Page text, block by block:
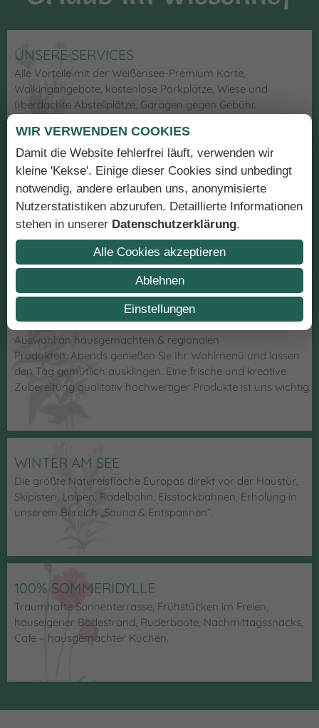
UNSERE SERVICES
Alle Vorteile mit der Weißensee-Premium Karte,
Walkingangebote, kostenlose Parkplätze, Wiese und
überdachte Abstellplätze, Garagen gegen Gebühr.
NACHHALTIGE QUALITÄT
Regionale & biologische Produkte, chemiefreies Waschen
Ihrer Wäsche im Hotel direkt, Naturholzmöbel, PV-Anlage
und Solarenergie.
KULINARISCH IM HOTEL
Unser reichhaltiges Frühstücksbuffet bietet eine große
Auswahl an hausgemachten & regionalen
Produkten. Abends genießen Sie Ihr Wahlmenü und lassen
den Tag gemütlich ausklingen. Eine frische und kreative
Zubereitung qualitativ hochwertiger Produkte ist uns wichtig.
WINTER AM SEE
Die größte Natureisfläche Europas direkt vor der Haustür,
Skipisten, Loipen, Rodelbahn, Eisstockbahnen, Erholung in
unserem Bereich „Sauna & Entspannen“.
100% SOMMERIDYLLE
Traumhafte Sonnenterrasse, Frühstücken im Freien,
hauseigener Badestrand, Ruderboote, Nachmittagssnacks,
Cafe – hausgemachter Kuchen.
WIR VERWENDEN COOKIES
Damit die Website fehlerfrei läuft, verwenden wir
kleine 'Kekse'. Einige dieser Cookies sind unbedingt
notwendig, andere erlauben uns, anonymisierte
Nutzerstatistiken abzurufen. Detaillierte Informationen
stehen in unserer Datenschutzerklärung.
Alle Cookies akzeptieren
Ablehnen
Einstellungen